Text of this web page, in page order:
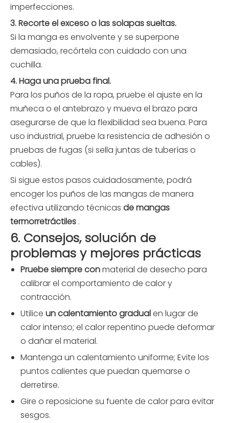
imperfecciones.
3. Recorte el exceso o las solapas sueltas.
Si la manga es envolvente y se superpone
demasiado, recórtela con cuidado con una
cuchilla.
4. Haga una prueba final.
Para los puños de la ropa, pruebe el ajuste en la
muñeca o el antebrazo y mueva el brazo para
asegurarse de que la flexibilidad sea buena. Para
uso industrial, pruebe la resistencia de adhesión o
pruebas de fugas (si sella juntas de tuberías o
cables).
Si sigue estos pasos cuidadosamente, podrá
encoger los puños de las mangas de manera
efectiva utilizando técnicas de mangas
termorretráctiles .
6. Consejos, solución de
problemas y mejores prácticas
Pruebe siempre conmaterial de desecho para
calibrar el comportamiento de calor y
contracción.
Utilice un calentamiento gradualen lugar de
calor intenso; el calor repentino puede deformar
o dañar el material.
Mantenga un calentamiento uniforme; Evite los
puntos calientes que puedan quemarse o
derretirse.
Gire o reposicione su fuente de calor para evitar
sesgos.